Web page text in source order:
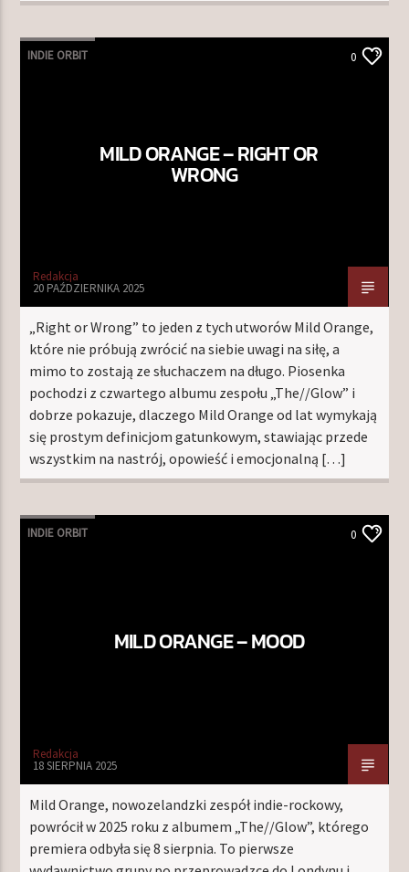
INDIE ORBIT 0
MILD ORANGE – RIGHT OR
WRONG
Redakcja
20 PAŹDZIERNIKA 2025
„Right or Wrong” to jeden z tych utworów Mild Orange,
które nie próbują zwrócić na siebie uwagi na siłę, a
mimo to zostają ze słuchaczem na długo. Piosenka
pochodzi z czwartego albumu zespołu „The//Glow” i
dobrze pokazuje, dlaczego Mild Orange od lat wymykają
się prostym definicjom gatunkowym, stawiając przede
wszystkim na nastrój, opowieść i emocjonalną […]
INDIE ORBIT 0
MILD ORANGE – MOOD
Redakcja
18 SIERPNIA 2025
Mild Orange, nowozelandzki zespół indie-rockowy,
powrócił w 2025 roku z albumem „The//Glow”, którego
premiera odbyła się 8 sierpnia. To pierwsze